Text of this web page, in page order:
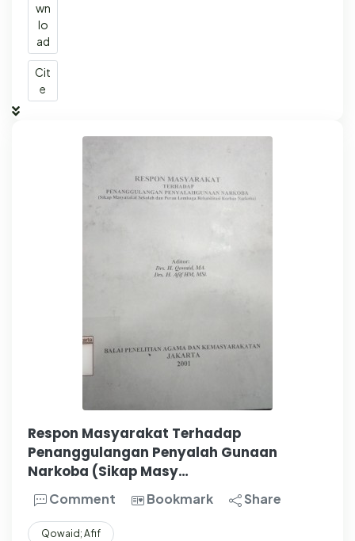
wn
lo
ad
Cit
e
Respon Masyarakat Terhadap
Penanggulangan Penyalah Gunaan
Narkoba (Sikap Masy…
Comment Bookmark Share
Qowaid; Afif